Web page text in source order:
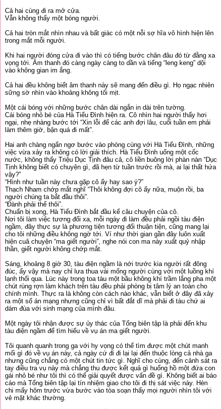
Cả hai cùng đi ra mở cửa.
Vẫn không thấy một bóng người.
Cả hai tròn mắt nhìn nhau và bất giác có một nỗi sợ hĩa vô hình hiện lên
trong mắt mỗi người.
Khi hai người đóng cửa đi vào thì có tiếng bước chân đâu đó từ đằng xa
vọng tới. Âm thanh đó càng ngày càng to dần và tiếng “leng keng” dội
vào không gian im ắng.
Cả hai đều không biết âm thanh này sẽ mang đến điều gì. Họ ngạc nhiên
sững sờ nhìn vào khoảng không tối mịt.
Một cái bóng với những bước chân dài ngắn in dài trên tường.
Cái bóng nhỏ bé của Hà Tiểu Đình hiện ra. Cô nhìn hai người thấy hơi
ngại, nhẹ nhàng bước tới “Xin lỗi để các anh đợi lâu, cuối tuần em phải
làm thêm giờ, bận quá đi mất”.
Hai anh chàng ngẩn ngơ bước vào phòng cùng với Hà Tiểu Đình, những
việc vừa xảy ra không có lời giải thích. Hà Tiểu Đình uống một cốc
nước, không thấy Triệu Dục Tịnh đâu cả, cô liền buông lời phàn nàn “Dục
Tịnh không biết có chuyện gì, đã hẹn từ tuần trước rồi mà, ai lại thất hứa
vậy?”
“Hình như tuần này chưa gặp cô ấy hay sao ý?”
Thạch Nham chớp mắt nghĩ “Thôi không đợi cô ấy nữa, muộn rồi, ba
người chúng ta bắt đầu thôi”.
“Đành phải thế thôi”.
Chuẩn bị xong, Hà Tiểu Đình bắt đầu kể câu chuyện của cô.
Nơi tôi làm việc tương đối xa, mỗi ngày đi làm đều phải ngồi tàu điện
ngầm, đây thực sự là phương tiện tương đối thuận tiện, cũng mang lại
cho tôi những điều không ngờ tới. Ví như thời gian gần đây luôn xuất
hiện cuâ chuyện “ma giết người”, nghe nói con ma này xuất quỷ nhập
thần, giết người không chớp mắt.
Sáng, khoảng 8 giờ 30, tàu điện ngầm là nới trước kia người rất đông
đúc, ấy vậy mà nay chỉ lưa thua vài mống người cùng với một luồng khí
lạnh thổi qua. Lúc này trong toa tàu một bầu không khí trầm lắng pha một
chút rùng rợn làm khách trên tàu đều phải phòng bị tâm lý an toàn cho
chính mình. Thực ra là không còn cách nào khác, vẫn biết ở đây đã xảy
ra một số án mạng nhưng cũng chỉ vì bất đắt dĩ mà phải đi tàu chứ ai
dám đùa với sinh mạng của mình đâu.
Một ngày tôi nhận được sự ủy thác của Tổng biên tập là phải đến khu
tàu điện ngầm để tìm hiểu về vụ án ma giết người.
Tôi quanh quanh trong ga với hy vọng có thể tìm được một chút manh
mối gì đó về vụ án này, cả ngày cứ đi đi lại lại đến thuộc lòng cả nhà ga
nhưng cũng chẳng có một chút tin tức gì. Nghĩ cho cùng, đến cảnh sát ra
tay điều tra vụ này mà chẳng thu được kết quả gì huống hồ một đứa con
gái nhỏ bé như tôi thì có thể giải quyết được vấn đề gì. Không biết ai báo
cáo mà Tổng biên tập lại tín nhiệm giao cho tôi đi thị sát việc này. Hèn
chi mấy hôm trước vừa bước vào tòa soạn thấy mọi người nhìn tôi với
vẻ mặt khác thường.